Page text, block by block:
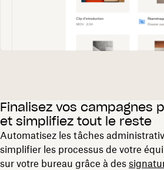
Finalisez vos campagnes
et simplifiez tout le reste
Automatisez les tâches
simplifier les processus de votre
sur votre bureau grâce à des